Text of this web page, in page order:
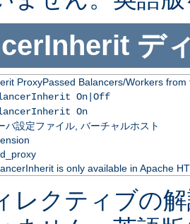
デ
ProxyPassed Balancers/Workers
On|Off
On
バ設定ファイル, バーチャルホスト
is only available in Apache
レクティブの